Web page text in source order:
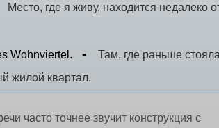
Место, где я живу, находится недалеко
Wohnviertel.
Там, где раньше стояла
жилой квартал.
часто точнее звучит конструкция с